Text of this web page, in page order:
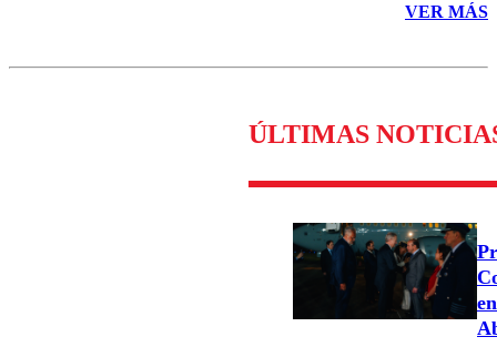
VER MÁS
ÚLTIMAS